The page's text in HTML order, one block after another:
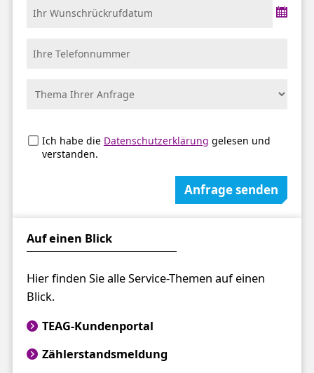
Ich habe die Datenschutzerklärung gelesen und
verstanden.
Anfrage senden
Auf einen Blick
Hier finden Sie alle Service-Themen auf einen
Blick.
TEAG-Kundenportal
Zählerstandsmeldung